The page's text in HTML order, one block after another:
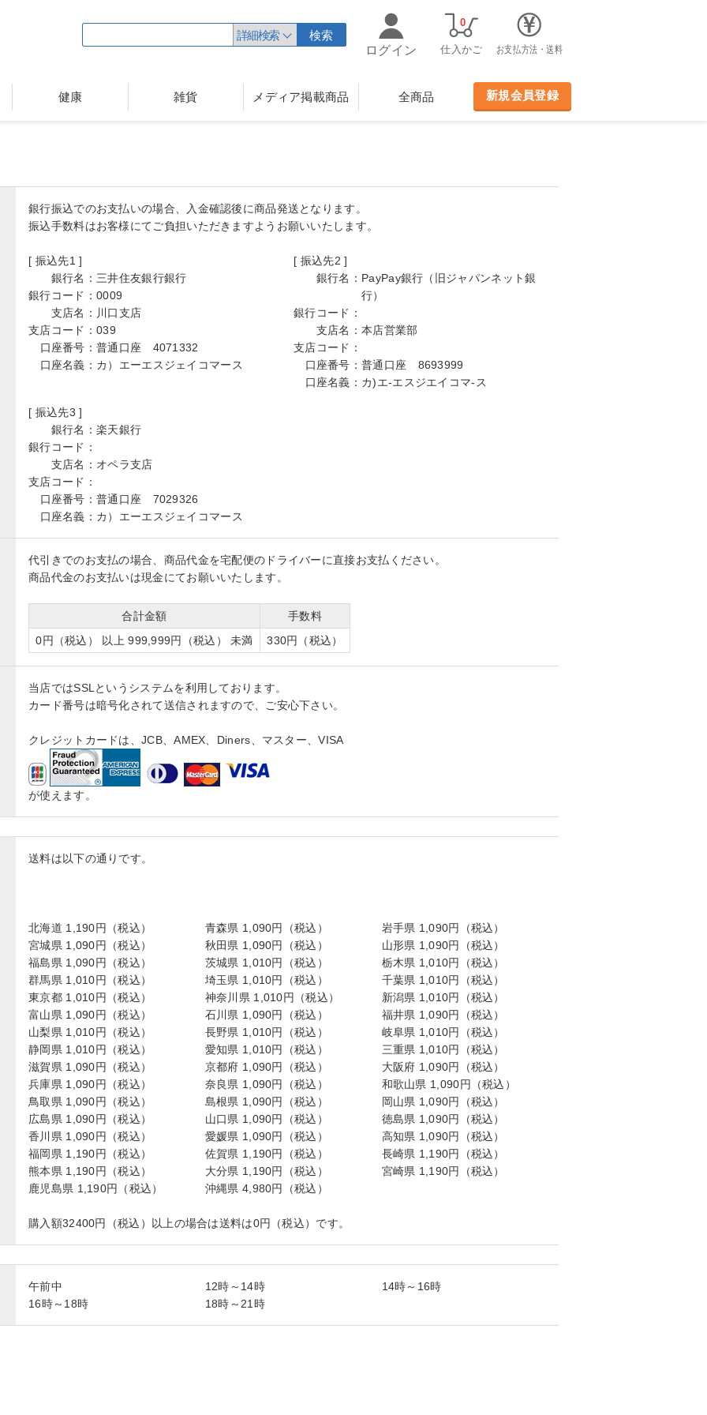
詳細検索
検索
ログイン
仕入かご
0
お支払方法・送料
健康 雑貨 メディア掲載商品 全商品 新規会員登録
銀行振込でのお支払いの場合、入金確認後に商品発送となります。
振込手数料はお客様にてご負担いただきますようお願いいたします。
[ 振込先1 ]
銀行名： 三井住友銀行銀行
銀行コード： 0009
支店名： 川口支店
支店コード： 039
口座番号： 普通口座 4071332
口座名義： カ）エーエスジェイコマース
[ 振込先2 ]
銀行名： PayPay銀行（旧ジャパンネット銀
行）
銀行コード：
支店名： 本店営業部
支店コード：
口座番号： 普通口座 8693999
口座名義： カ)エ-エスジエイコマ-ス
[ 振込先3 ]
銀行名： 楽天銀行
銀行コード：
支店名： オペラ支店
支店コード：
口座番号： 普通口座 7029326
口座名義： カ）エーエスジェイコマース
代引きでのお支払の場合、商品代金を宅配便のドライバーに直接お支払ください。
商品代金のお支払いは現金にてお願いいたします。
合計金額
手数料
0円（税込） 以上 999,999円（税込） 未満
330円（税込）
当店ではSSLというシステムを利用しております。
カード番号は暗号化されて送信されますので、ご安心下さい。
クレジットカードは、JCB、AMEX、Diners、マスター、VISA
が使えます。
送料は以下の通りです。
北海道 1,190円（税込） 青森県 1,090円（税込）
岩手県 1,090円（税込）
宮城県 1,090円（税込）
秋田県 1,090円（税込）
山形県 1,090円（税込）
福島県 1,090円（税込）
茨城県 1,010円（税込）
栃木県 1,010円（税込）
群馬県 1,010円（税込）
埼玉県 1,010円（税込）
千葉県 1,010円（税込）
東京都 1,010円（税込）
神奈川県 1,010円（税込）
新潟県 1,010円（税込）
富山県 1,090円（税込）
石川県 1,090円（税込）
福井県 1,090円（税込）
山梨県 1,010円（税込）
長野県 1,010円（税込）
岐阜県 1,010円（税込）
静岡県 1,010円（税込）
愛知県 1,010円（税込）
三重県 1,010円（税込）
滋賀県 1,090円（税込）
京都府 1,090円（税込）
大阪府 1,090円（税込）
兵庫県 1,090円（税込）
奈良県 1,090円（税込）
和歌山県 1,090円（税込）
鳥取県 1,090円（税込）
島根県 1,090円（税込）
岡山県 1,090円（税込）
広島県 1,090円（税込）
山口県 1,090円（税込）
徳島県 1,090円（税込）
香川県 1,090円（税込）
愛媛県 1,090円（税込）
高知県 1,090円（税込）
福岡県 1,190円（税込）
佐賀県 1,190円（税込）
長崎県 1,190円（税込）
熊本県 1,190円（税込）
大分県 1,190円（税込）
宮崎県 1,190円（税込）
鹿児島県 1,190円（税込）
沖縄県 4,980円（税込）
購入額32400円（税込）以上の場合は送料は0円（税込）です。
午前中 12時～14時
14時～16時
16時～18時
18時～21時